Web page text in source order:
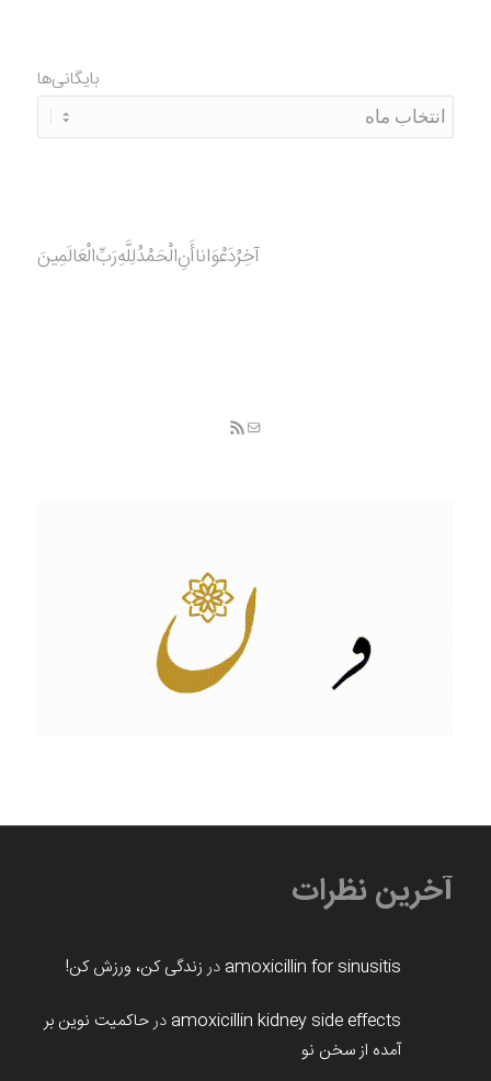
بایگانی‌ها
آخِرُدَعْوَانا‌أَنِ‌الْحَمْدُ‌‌‌لِلَّهِ‌رَبِّ‌الْعَالَمِينَ
آخرین نظرات
amoxicillin for sinusitis درزندگی کن، ورزش کن!
amoxicillin kidney side effects درحاکمیت نوین بر
آمده از سخن نو